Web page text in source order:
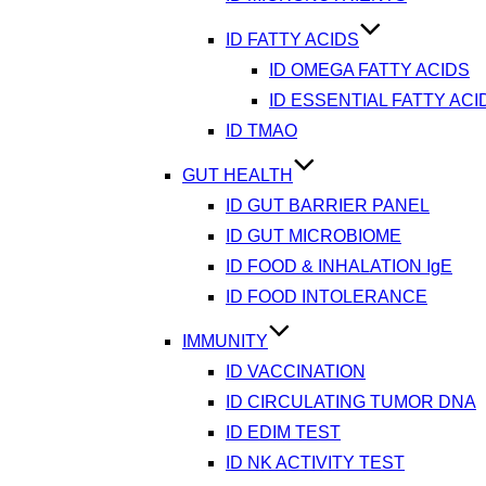
ID FATTY ACIDS
ID OMEGA FATTY ACIDS
ID ESSENTIAL FATTY
ID TMAO
GUT HEALTH
ID GUT BARRIER PANEL
ID GUT MICROBIOME
ID FOOD & INHALATION IgE
ID FOOD INTOLERANCE
IMMUNITY
ID VACCINATION
ID CIRCULATING TUMOR DNA
ID EDIM TEST
ID NK ACTIVITY TEST